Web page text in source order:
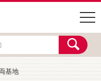
基地